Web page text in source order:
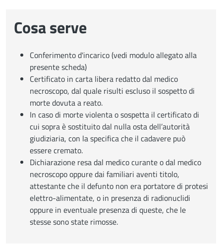
Cosa serve
Conferimento d'incarico (vedi modulo allegato alla
presente scheda)
Certificato in carta libera redatto dal medico
necroscopo, dal quale risulti escluso il sospetto di
morte dovuta a reato.
In caso di morte violenta o sospetta il certificato di
cui sopra è sostituito dal nulla osta dell’autorità
giudiziaria, con la specifica che il cadavere può
essere cremato.
Dichiarazione resa dal medico curante o dal medico
necroscopo oppure dai familiari aventi titolo,
attestante che il defunto non era portatore di protesi
elettro-alimentate, o in presenza di radionuclidi
oppure in eventuale presenza di queste, che le
stesse sono state rimosse.